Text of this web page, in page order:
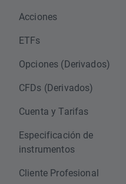
Acciones
ETFs
Opciones (Derivados)
CFDs (Derivados)
Cuenta y Tarifas
Especificación de
instrumentos
Cliente Profesional